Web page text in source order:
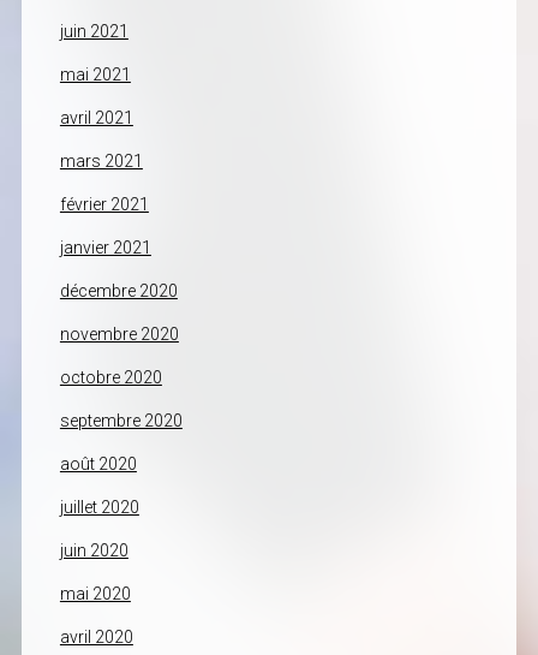
juin 2021
mai 2021
avril 2021
mars 2021
février 2021
janvier 2021
décembre 2020
novembre 2020
octobre 2020
septembre 2020
août 2020
juillet 2020
juin 2020
mai 2020
avril 2020